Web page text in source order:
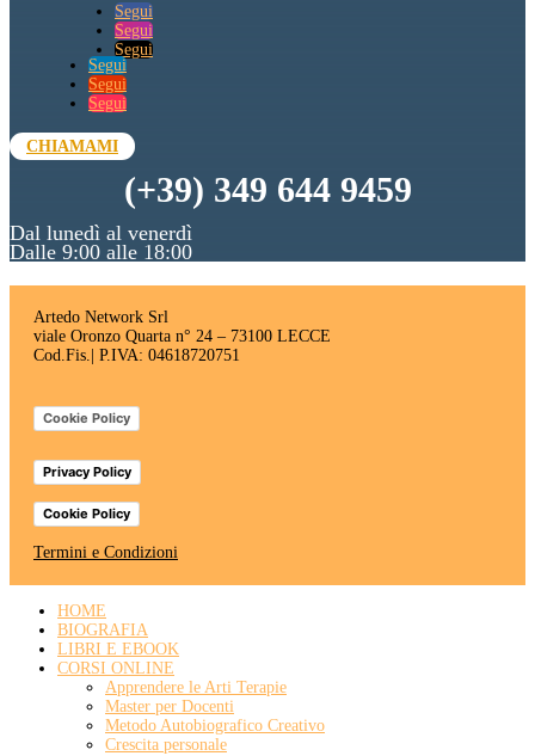
Segui
Segui
Segui
Segui
Segui
Segui
CHIAMAMI
(+39) 349 644 9459
Dal lunedì al venerdì
Dalle 9:00 alle 18:00
Artedo Network Srl
viale Oronzo Quarta n° 24 – 73100 LECCE
Cod.Fis.| P.IVA: 04618720751
Cookie Policy
Privacy Policy
Cookie Policy
Termini e Condizioni
HOME
BIOGRAFIA
LIBRI E EBOOK
CORSI ONLINE
Apprendere le Arti Terapie
Master per Docenti
Metodo Autobiografico Creativo
Crescita personale